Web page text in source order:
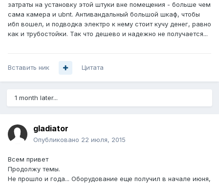
затраты на установку этой штуки вне помещения - больше чем
сама камера и ubnt. Антивандальный большой шкаф, чтобы
ибп вошел, и подводка электро к нему стоит кучу денег, равно
как и трубостойки. Так что дешево и надежно не получается...
Вставить ник Цитата
1 month later...
gladiator
Опубликовано 22 июля, 2015
Всем привет
Продолжу темы.
Не прошло и года... Оборудование еще получил в начале июня,